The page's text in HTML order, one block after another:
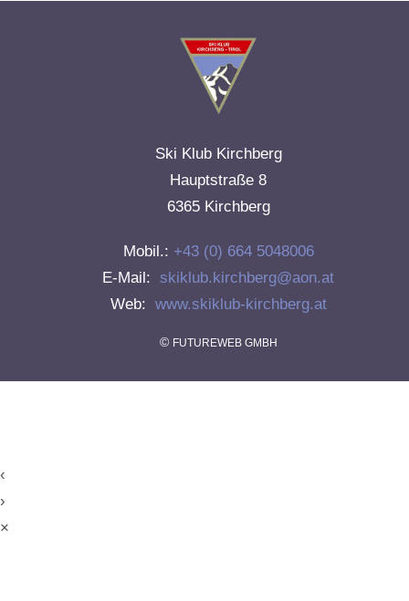
Ski Klub Kirchberg
Hauptstraße 8
6365 Kirchberg
Mobil.: +43 (0) 664 5048006
E-Mail:
skiklub.kirchberg@aon.at
Web: www.skiklub-kirchberg.at
© FUTUREWEB GMBH
‹
›
×